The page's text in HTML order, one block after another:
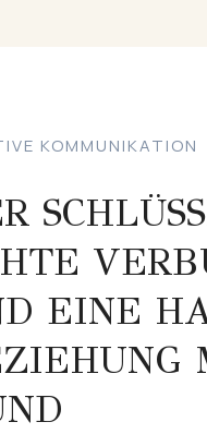
KOMMUNIKATION
EINE